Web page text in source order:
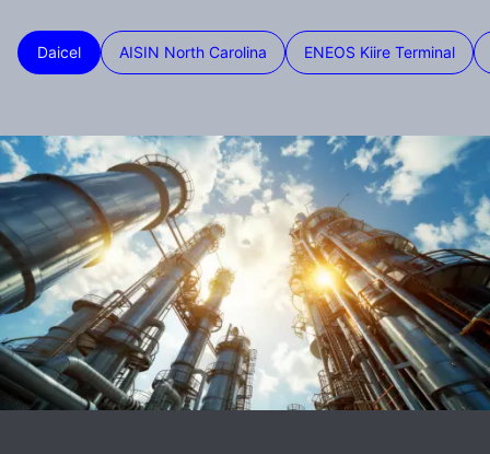
Daicel AISIN North Carolina ENEOS Kiire Terminal